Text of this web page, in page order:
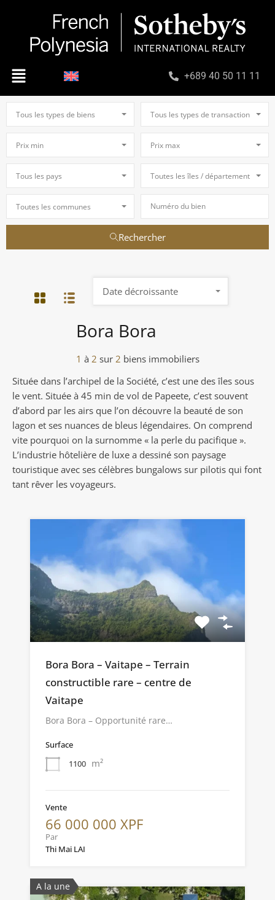
+689 40 50 11 11
Tous les types de biens Tous les types de transaction
Prix min Prix max
Tous les pays Toutes les îles / départements
Toutes les communes
Rechercher
Bora Bora
1 à 2 sur 2 biens immobiliers
Date décroissante
Située dans l’archipel de la Société, c’est une des îles sous
le vent. Située à 45 min de vol de Papeete, c’est souvent
d’abord par les airs que l’on découvre la beauté de son
lagon et ses nuances de bleus légendaires. On comprend
vite pourquoi on la surnomme « la perle du pacifique ».
L’industrie hôtelière de luxe a dessiné son paysage
touristique avec ses célèbres bungalows sur pilotis qui font
tant rêver les voyageurs.
Bora Bora – Vaitape – Terrain
constructible rare – centre de
Vaitape
Bora Bora – Opportunité rare…
Surface
1100 m²
Vente
66 000 000 XPF
Par
Thi Mai LAI
A la une